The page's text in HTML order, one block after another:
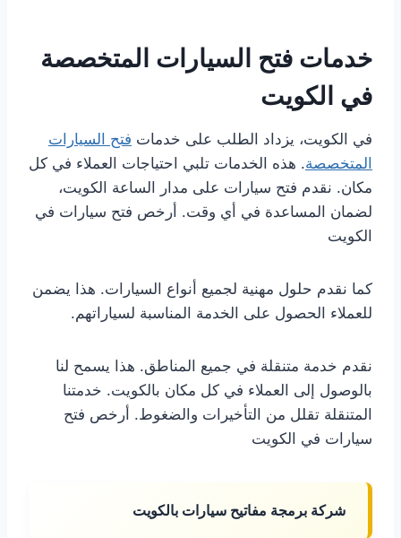
خدمات فتح السيارات المتخصصة
في الكويت
في الكويت، يزداد الطلب على خدمات فتح السيارات
المتخصصة. هذه الخدمات تلبي احتياجات العملاء في كل
مكان. نقدم فتح سيارات على مدار الساعة الكويت،
لضمان المساعدة في أي وقت. أرخص فتح سيارات في
الكويت
كما نقدم حلول مهنية لجميع أنواع السيارات. هذا يضمن
للعملاء الحصول على الخدمة المناسبة لسياراتهم.
نقدم خدمة متنقلة في جميع المناطق. هذا يسمح لنا
بالوصول إلى العملاء في كل مكان بالكويت. خدمتنا
المتنقلة تقلل من التأخيرات والضغوط. أرخص فتح
سيارات في الكويت
شركة برمجة مفاتيح سيارات بالكويت